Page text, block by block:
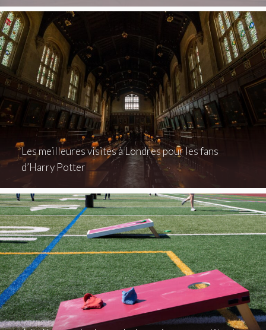
Les meilleures visites à Londres pour les fans
d’Harry Potter